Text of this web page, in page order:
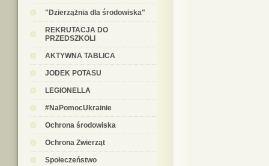
"Dzierzążnia dla środowiska"
REKRUTACJA DO
PRZEDSZKOLI
AKTYWNA TABLICA
JODEK POTASU
LEGIONELLA
#NaPomocUkrainie
Ochrona środowiska
Ochrona Zwierząt
Społeczeństwo